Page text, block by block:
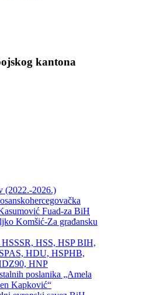
kantona
(2022.-2026.)
Fuad-za BiH
Komšić-Za građansku
HSS, HSP BIH,
HDU, HSPHB,
HNP
poslanika „Amela
Kapković“